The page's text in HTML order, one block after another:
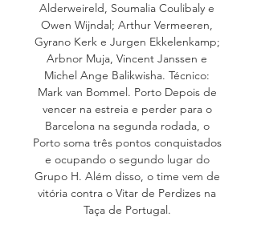
Alderweireld, Soumalia Coulibaly e
Owen Wijndal; Arthur Vermeeren,
Gyrano Kerk e Jurgen Ekkelenkamp;
Arbnor Muja, Vincent Janssen e
Michel Ange Balikwisha. Técnico:
Mark van Bommel. Porto Depois de
vencer na estreia e perder para o
Barcelona na segunda rodada, o
Porto soma três pontos conquistados
e ocupando o segundo lugar do
Grupo H. Além disso, o time vem de
vitória contra o Vitar de Perdizes na
Taça de Portugal.